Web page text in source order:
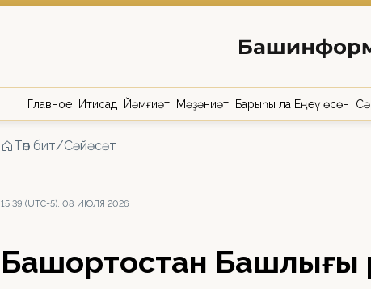
Главное Иҡтисад Йәмғиәт Мәҙәниәт Барыһы ла Еңеү өсөн
Төп бит/Сәйәсәт
15:39 (UTC+5), 08 ИЮЛЯ 2026
Башҡортостан